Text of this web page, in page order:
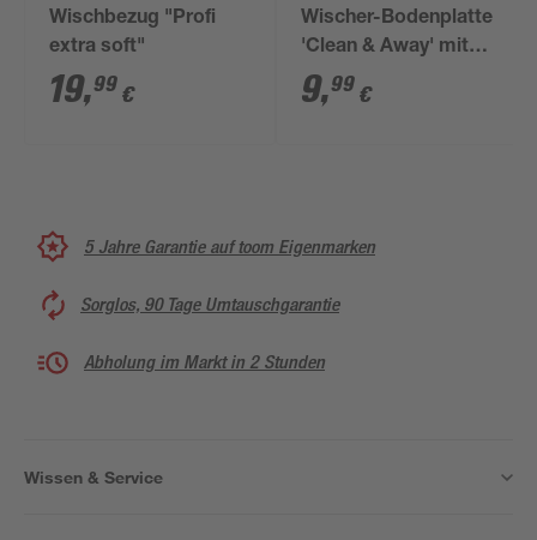
Wischbezug "Profi
extra soft"
19,99 €
Wischer-Bodenplatte
'Clean & Away' mit
Click-System 26 cm
9,99 €
5 Jahre Garantie auf toom Eigenmarken
Sorglos, 90 Tage Umtauschgarantie
Abholung im Markt in 2 Stunden
Wissen & Service